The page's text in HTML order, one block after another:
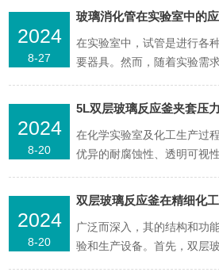
溶液被置于旋转瓶中，随着
时，加热源对旋转瓶进行加
出的溶剂蒸汽通...
2024
8-27
玻璃消化管在实验室中的
在实验室中，试管是进行各
要器具。然而，随着实验需
因其特殊的特性而备受关注
为试管使用，并分析其优缺
管是一种常用于化学分析和
耐高温和耐腐...
2024
8-20
5L双层玻璃反应釜夹套压
在化学实验室及化工生产过
优异的耐腐蚀性、透明可视
一，对于设备的安全运行及
探讨，阐述其重要性及相关
全运行的...
2024
8-20
双层玻璃反应釜在精细化
广泛而深入，其的结构和功
验和生产设备。首先，双层